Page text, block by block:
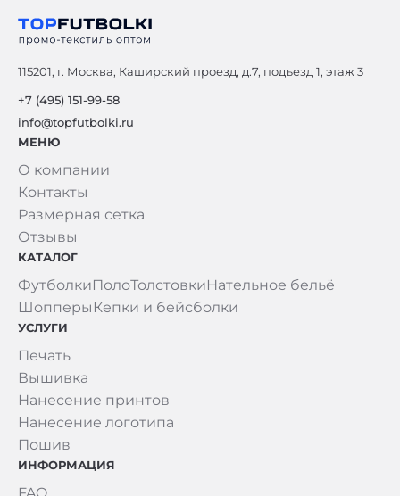
115201, г. Москва, Каширский проезд, д.7, подъезд 1, этаж 3
+7 (495) 151-99-58
info@topfutbolki.ru
МЕНЮ
О компании
Контакты
Размерная сетка
Отзывы
КАТАЛОГ
ФутболкиПолоТолстовкиНательное бельё
Шопперы Кепки и бейсболки
УСЛУГИ
Печать
Вышивка
Нанесение принтов
Нанесение логотипа
Пошив
ИНФОРМАЦИЯ
FAQ